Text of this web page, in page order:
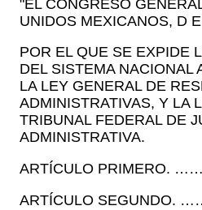
"EL CONGRESO
UNIDOS MEXICANOS, D
POR EL QUE SE EXPIDE
DEL SISTEMA NACIONAL
LA LEY GENERAL DE
ADMINISTRATIVAS, Y LA
TRIBUNAL FEDERAL DE
ADMINISTRATIVA.
ARTÍCULO PRIMERO.
ARTÍCULO SEGUNDO.